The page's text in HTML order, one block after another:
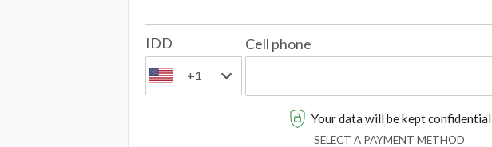
IDD
+1
Cell phone
Your data will be kept confidential
SELECT A PAYMENT METHOD